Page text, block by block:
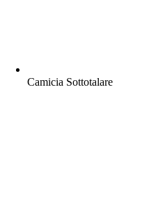
Camicia Sottotalare